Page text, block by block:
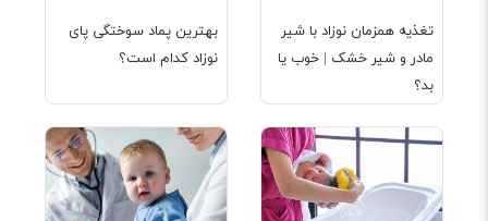
بهترین پماد سوختگی پای
نوزاد کدام است؟
تغذیه همزمان نوزاد با شیر
مادر و شیر خشک | خوب یا
بد؟